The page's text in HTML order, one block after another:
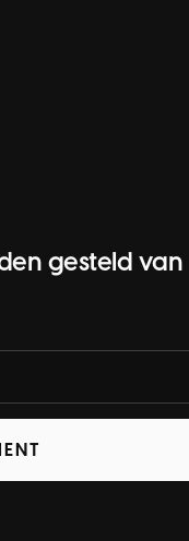
gesteld van